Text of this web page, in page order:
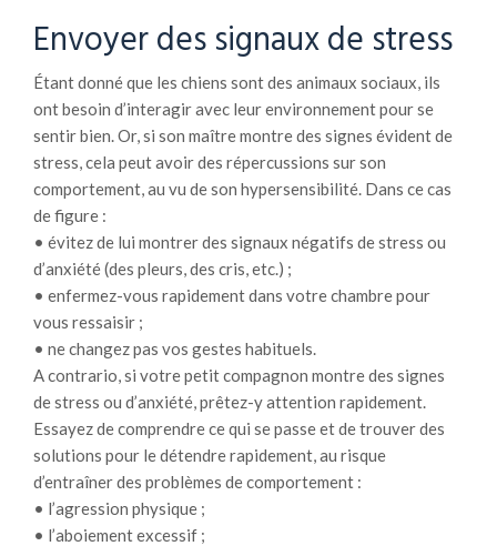
Envoyer des signaux de stress
Étant donné que les chiens sont des animaux sociaux, ils
ont besoin d’interagir avec leur environnement pour se
sentir bien. Or, si son maître montre des signes évident de
stress, cela peut avoir des répercussions sur son
comportement, au vu de son hypersensibilité. Dans ce cas
de figure :
• évitez de lui montrer des signaux négatifs de stress ou
d’anxiété (des pleurs, des cris, etc.) ;
• enfermez-vous rapidement dans votre chambre pour
vous ressaisir ;
• ne changez pas vos gestes habituels.
A contrario, si votre petit compagnon montre des signes
de stress ou d’anxiété, prêtez-y attention rapidement.
Essayez de comprendre ce qui se passe et de trouver des
solutions pour le détendre rapidement, au risque
d’entraîner des problèmes de comportement :
• l’agression physique ;
• l’aboiement excessif ;